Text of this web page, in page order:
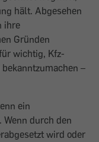
hält. Abgesehen
ihre
Gründen
wichtig, Kfz-
–
ein
durch den
wird oder